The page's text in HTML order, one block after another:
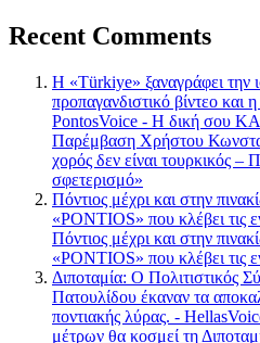
Recent Comments
Η «Türkiye» ξαναγράφει την
προπαγανδιστικό βίντεο
PontosVoice - H δική σου
Παρέμβαση Χρήστου
χορός δεν είναι τουρκικός –
σφετερισμό»
Πόντιος μέχρι και στην
«PONTIOS» που κλέβει τις
Πόντιος μέχρι και στην
«PONTIOS» που κλέβει τις
Διποταμία: Ο Πολιτιστικός
Πατουλίδου έκαναν τα
ποντιακής λύρας. -
μέτρων θα κοσμεί τη